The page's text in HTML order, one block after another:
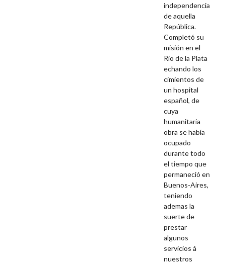
independencia
de aquella
República.
Completó su
misión en el
Rio de la Plata
echando los
cimientos de
un hospital
español, de
cuya
humanitaria
obra se había
ocupado
durante todo
el tiempo que
permaneció en
Buenos-Aires,
teniendo
ademas la
suerte de
prestar
algunos
servicios á
nuestros